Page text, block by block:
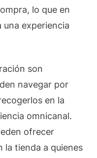
lo que en
una experiencia
son
navegar por
en la
omnicanal.
ofrecer
la tienda a quienes